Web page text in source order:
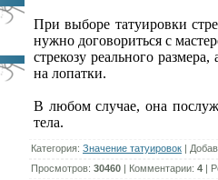
При выборе татуировки
нужно договориться с
стрекозу реального
на лопатки.
В любом случае, она
тела.
Категория: Значение татуировок |
Просмотров: 30460 | Комментарии: 4 |